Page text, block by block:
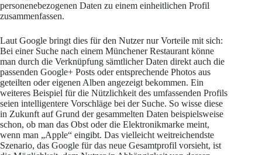
personenebezogenen Daten zu einem einheitlichen Profil
zusammenfassen.
Laut Google bringt dies für den Nutzer nur Vorteile mit sich:
Bei einer Suche nach einem Münchener Restaurant könne
man durch die Verknüpfung sämtlicher Daten direkt auch die
passenden Google+ Posts oder entsprechende Photos aus
geteilten oder eigenen Alben angezeigt bekommen. Ein
weiteres Beispiel für die Nützlichkeit des umfassenden Profils
seien intelligentere Vorschläge bei der Suche. So wisse diese
in Zukunft auf Grund der gesammelten Daten beispielsweise
schon, ob man das Obst oder die Elektronikmarke meint,
wenn man „Apple“ eingibt. Das vielleicht weitreichendste
Szenario, das Google für das neue Gesamtprofil vorsieht, ist